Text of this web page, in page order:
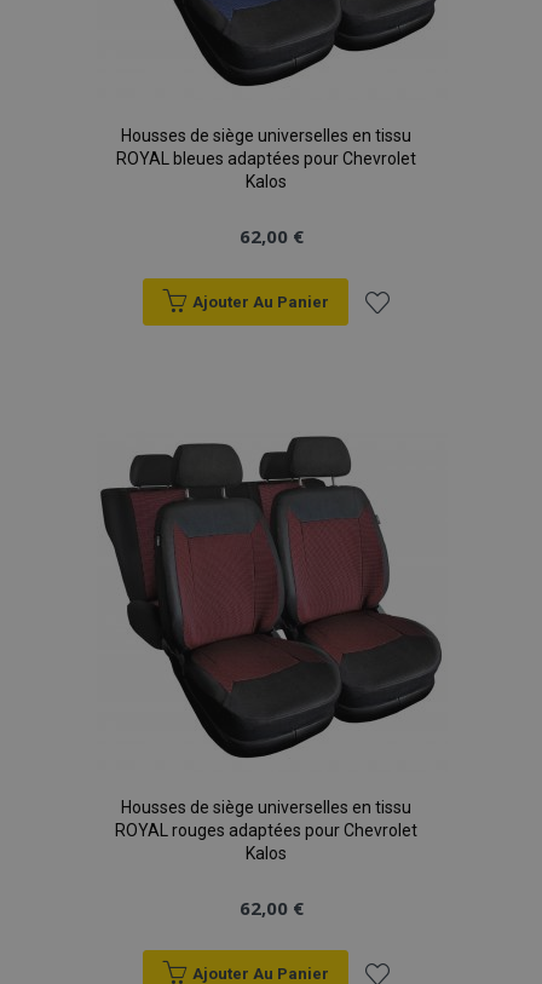
Housses de siège universelles en tissu
ROYAL bleues adaptées pour Chevrolet
Kalos
62,00 €
Ajouter Au Panier
d'achats
Housses de siège universelles en tissu
ROYAL rouges adaptées pour Chevrolet
Kalos
62,00 €
Ajouter Au Panier